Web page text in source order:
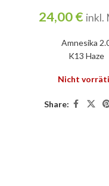
24,00€ inkl.
Amnesika
K13 Haze
Nicht
Share: